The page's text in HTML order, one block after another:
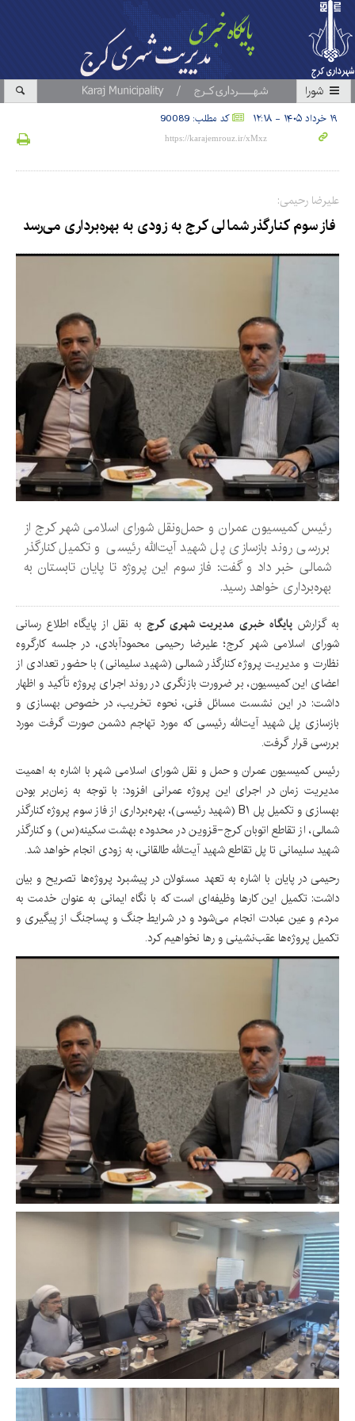
شورا
۱۹ خرداد ۱۴۰۵ - ۱۲:۱۸ کد مطلب: 90089
علیرضا رحیمی:
فاز سوم کنارگذر شمالی کرج به زودی به بهره‌برداری می‌رسد
رئیس کمیسیون عمران و حمل‌ونقل شورای اسلامی شهر کرج از
بررسی روند بازسازی پل شهید آیت‌الله رئیسی و تکمیل کنارگذر
شمالی خبر داد و گفت: فاز سوم این پروژه تا پایان تابستان به
بهره‌برداری خواهد رسید.
به گزارش پایگاه خبری مدیریت شهری کرج به نقل از پایگاه اطلاع رسانی
شورای اسلامی شهر کرج؛ علیرضا رحیمی محمودآبادی، در جلسه کارگروه
نظارت و مدیریت پروژه کنارگذر شمالی (شهید سلیمانی) با حضور تعدادی از
اعضای این کمیسیون، بر ضرورت بازنگری در روند اجرای پروژه تأکید و اظهار
داشت: در این نشست مسائل فنی، نحوه تخریب، در خصوص بهسازی و
بازسازی پل شهید آیت‌الله رئیسی که مورد تهاجم دشمن صورت گرفت مورد
بررسی قرار گرفت.
رئیس کمیسیون عمران و حمل و نقل شورای اسلامی شهر با اشاره به اهمیت
مدیریت زمان در اجرای این پروژه عمرانی افزود: با توجه به زمان‌بر بودن
بهسازی و تکمیل پل B۱ (شهید رئیسی)، بهره‌برداری از فاز سوم پروژه کنارگذر
شمالی، از تقاطع اتوبان کرج-قزوین در محدوده بهشت سکینه(س) و کنارگذر
شهید سلیمانی تا پل تقاطع شهید آیت‌الله طالقانی، به زودی انجام خواهد شد.
رحیمی در پایان با اشاره به تعهد مسئولان در پیشبرد پروژه‌ها تصریح و بیان
داشت: تکمیل این کارها وظیفه‌ای است که با نگاه ایمانی به عنوان خدمت به
مردم و عین عبادت انجام می‌شود و در شرایط جنگ و پساجنگ از پیگیری و
تکمیل پروژه‌ها عقب‌نشینی و رها نخواهیم کرد.